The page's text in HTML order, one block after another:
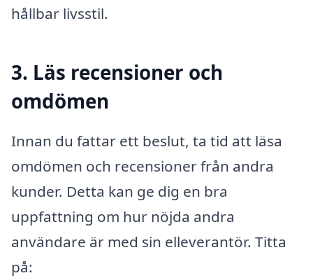
hållbar livsstil.
3. Läs recensioner och
omdömen
Innan du fattar ett beslut, ta tid att läsa
omdömen och recensioner från andra
kunder. Detta kan ge dig en bra
uppfattning om hur nöjda andra
användare är med sin elleverantör. Titta
på: